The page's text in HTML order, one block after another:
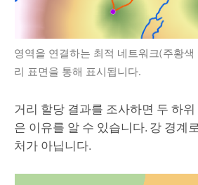
영역을 연결하는 최적 네트워크(주황색
리 표면을 통해 표시됩니다.
거리 할당 결과를 조사하면 두 하
은 이유를 알 수 있습니다. 강 경계
처가 아닙니다.